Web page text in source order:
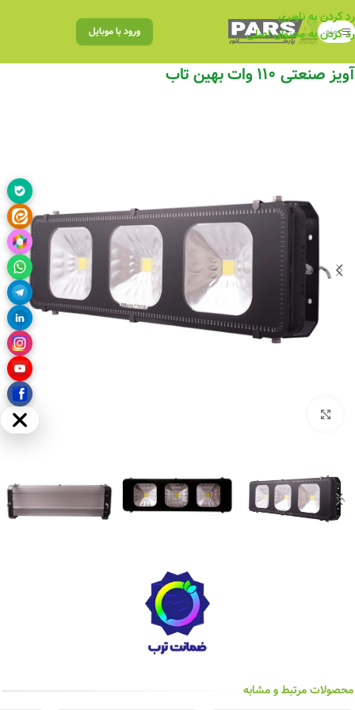
رد کردن به ناوبری
رد کردن به محتوای اصلی
منو ورود با موبایل
آویز صنعتی ۱۱۰ وات بهین تاب
محصولات مرتبط و مشابه